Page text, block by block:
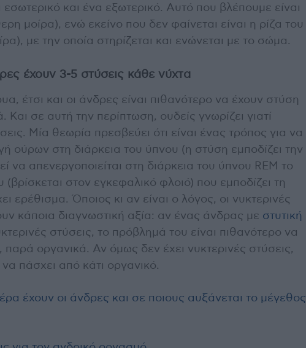
εσωτερικό και ένα εξωτερικό. Αυτό που βλέπουμε είναι
μοίρα), ενώ εκείνο που δεν φαίνεται είναι η ρίζα του
με την οποία στηρίζεται και ενώνεται με το σώμα.
έχουν 3-5 στύσεις κάθε νύχτα
έτσι και οι άνδρες είναι πιθανότερο να έχουν στύση
Και σε αυτή την περίπτωση, ουδείς γνωρίζει γιατί
Μία θεωρία πρεσβεύει ότι είναι ένας τρόπος για να
ούρων στη διάρκεια του ύπνου (η στύση εμποδίζει την
να απενεργοποιείται στη διάρκεια του ύπνου REM το
στον εγκεφαλικό φλοιό) που εμποδίζει τη
ερέθισμα. Όποιος κι αν είναι ο λόγος, οι νυκτερινές
κάποια διαγνωστική αξία: αν ένας άνδρας με στυτική
στύσεις, το πρόβλημά του είναι πιθανότερο να
παρά οργανικά. Αν όμως δεν έχει νυκτερινές στύσεις,
να πάσχει από κάτι οργανικό.
έχουν οι άνδρες και σε ποιους αυξάνεται το μέγεθος